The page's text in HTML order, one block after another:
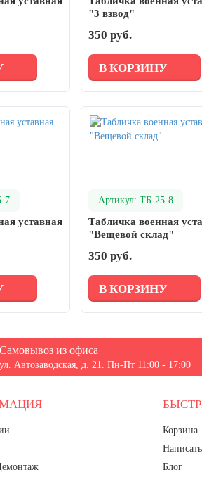
"3 взвод"
350 руб.
В КОРЗИНУ
7
уставная
Артикул: ТБ-25-8
Табличка военная
"Вещевой склад"
350 руб.
В КОРЗИНУ
Самовывоз из офиса
ул. Автозаводская, д. 21. Пн-Пт 11:00 - 17:00
Корзина
Блог